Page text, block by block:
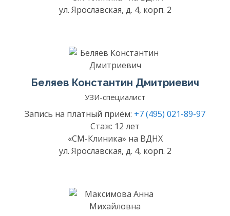
ул. Ярославская, д. 4, корп. 2
Беляев Константин Дмитриевич
УЗИ-специалист
Запись на платный приём: +7 (495) 021-89-97
Стаж: 12 лет
«СМ-Клиника» на ВДНХ
ул. Ярославская, д. 4, корп. 2